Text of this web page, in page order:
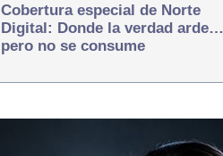
Cobertura especial de Norte
Digital: Donde la verdad arde…
pero no se consume